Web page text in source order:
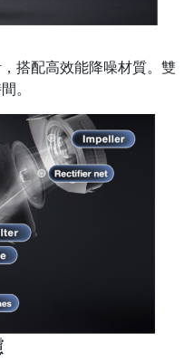
搭配高效能降噪材質。雙
。